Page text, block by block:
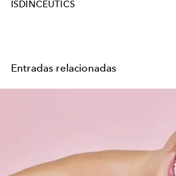
ISDINCEUTICS
Entradas relacionadas